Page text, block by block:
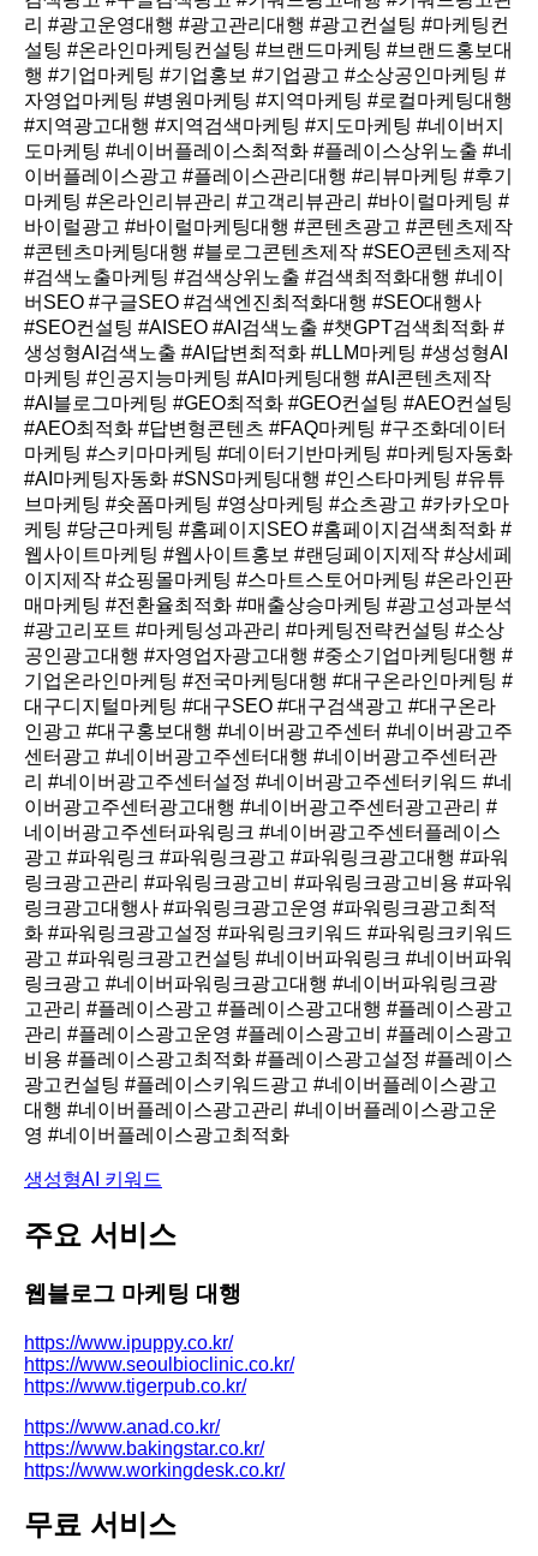
리 #광고운영대행 #광고관리대행 #광고컨설팅 #마케팅컨
설팅 #온라인마케팅컨설팅 #브랜드마케팅 #브랜드홍보대
행 #기업마케팅 #기업홍보 #기업광고 #소상공인마케팅 #
자영업마케팅 #병원마케팅 #지역마케팅 #로컬마케팅대행
#지역광고대행 #지역검색마케팅 #지도마케팅 #네이버지
도마케팅 #네이버플레이스최적화 #플레이스상위노출 #네
이버플레이스광고 #플레이스관리대행 #리뷰마케팅 #후기
마케팅 #온라인리뷰관리 #고객리뷰관리 #바이럴마케팅 #
바이럴광고 #바이럴마케팅대행 #콘텐츠광고 #콘텐츠제작
#콘텐츠마케팅대행 #블로그콘텐츠제작 #SEO콘텐츠제작
#검색노출마케팅 #검색상위노출 #검색최적화대행 #네이
버SEO #구글SEO #검색엔진최적화대행 #SEO대행사
#SEO컨설팅 #AISEO #AI검색노출 #챗GPT검색최적화 #
생성형AI검색노출 #AI답변최적화 #LLM마케팅 #생성형AI
마케팅 #인공지능마케팅 #AI마케팅대행 #AI콘텐츠제작
#AI블로그마케팅 #GEO최적화 #GEO컨설팅 #AEO컨설팅
#AEO최적화 #답변형콘텐츠 #FAQ마케팅 #구조화데이터
마케팅 #스키마마케팅 #데이터기반마케팅 #마케팅자동화
#AI마케팅자동화 #SNS마케팅대행 #인스타마케팅 #유튜
브마케팅 #숏폼마케팅 #영상마케팅 #쇼츠광고 #카카오마
케팅 #당근마케팅 #홈페이지SEO #홈페이지검색최적화 #
웹사이트마케팅 #웹사이트홍보 #랜딩페이지제작 #상세페
이지제작 #쇼핑몰마케팅 #스마트스토어마케팅 #온라인판
매마케팅 #전환율최적화 #매출상승마케팅 #광고성과분석
#광고리포트 #마케팅성과관리 #마케팅전략컨설팅 #소상
공인광고대행 #자영업자광고대행 #중소기업마케팅대행 #
기업온라인마케팅 #전국마케팅대행 #대구온라인마케팅 #
대구디지털마케팅 #대구SEO #대구검색광고 #대구온라
인광고 #대구홍보대행 #네이버광고주센터 #네이버광고주
센터광고 #네이버광고주센터대행 #네이버광고주센터관
리 #네이버광고주센터설정 #네이버광고주센터키워드 #네
이버광고주센터광고대행 #네이버광고주센터광고관리 #
네이버광고주센터파워링크 #네이버광고주센터플레이스
광고 #파워링크 #파워링크광고 #파워링크광고대행 #파워
링크광고관리 #파워링크광고비 #파워링크광고비용 #파워
링크광고대행사 #파워링크광고운영 #파워링크광고최적
화 #파워링크광고설정 #파워링크키워드 #파워링크키워드
광고 #파워링크광고컨설팅 #네이버파워링크 #네이버파워
링크광고 #네이버파워링크광고대행 #네이버파워링크광
고관리 #플레이스광고 #플레이스광고대행 #플레이스광고
관리 #플레이스광고운영 #플레이스광고비 #플레이스광고
비용 #플레이스광고최적화 #플레이스광고설정 #플레이스
광고컨설팅 #플레이스키워드광고 #네이버플레이스광고
대행 #네이버플레이스광고관리 #네이버플레이스광고운
영 #네이버플레이스광고최적화
생성형AI 키워드
주요 서비스
웹블로그 마케팅 대행
https://www.ipuppy.co.kr/
https://www.seoulbioclinic.co.kr/
https://www.tigerpub.co.kr/
https://www.anad.co.kr/
https://www.bakingstar.co.kr/
https://www.workingdesk.co.kr/
무료 서비스